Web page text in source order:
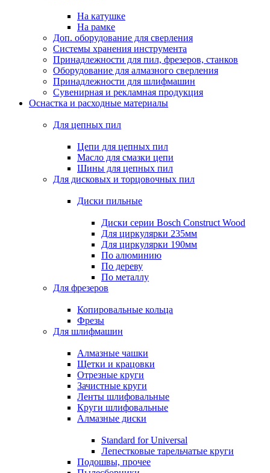
На катушке
На рамке
Доп. оборудование для сверления
Системы хранения инструмента
Принадлежности для пил, фрезеров, станков
Оборудование для алмазного сверления
Принадлежности для шлифмашин
Сувенирная и рекламная продукция
Оснастка и расходные материалы
Для цепных пил
Цепи для цепных пил
Масло для смазки цепи
Шины для цепных пил
Для дисковых и торцовочных пил
Диски пильные
Диски серии Bosch Construct Wood
Для циркулярки 235мм
Для циркулярки 190мм
По алюминию
По дереву
По металлу
Для фрезеров
Копировальные кольца
Фрезы
Для шлифмашин
Алмазные чашки
Щетки и крацовки
Отрезные круги
Зачистные круги
Ленты шлифовальные
Круги шлифовальные
Алмазные диски
Standard for Universal
Лепестковые тарельчатые круги
Подошвы, прочее